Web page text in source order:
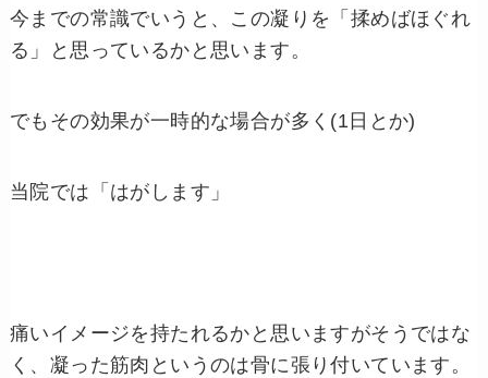
今までの常識でいうと、この凝りを「揉めばほぐれ
る」と思っているかと思います。
でもその効果が一時的な場合が多く(1日とか)
当院では「はがします」
痛いイメージを持たれるかと思いますがそうではな
く、凝った筋肉というのは骨に張り付いています。